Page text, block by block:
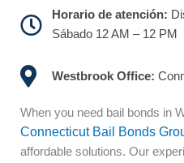
Horario de atención:
Sábado 12 AM – 12 PM
Westbrook Office:
When you need bail bonds in
Connecticut Bail Bonds
affordable solutions. Our